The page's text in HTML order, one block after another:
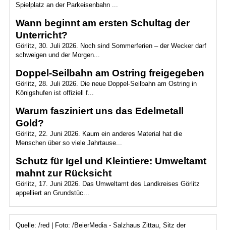
Spielplatz an der Parkeisenbahn ...
Wann beginnt am ersten Schultag der
Unterricht?
Görlitz, 30. Juli 2026. Noch sind Sommerferien – der Wecker darf
schweigen und der Morgen...
Doppel-Seilbahn am Ostring freigegeben
Görlitz, 28. Juli 2026. Die neue Doppel-Seilbahn am Ostring in
Königshufen ist offiziell f...
Warum fasziniert uns das Edelmetall
Gold?
Görlitz, 22. Juni 2026. Kaum ein anderes Material hat die
Menschen über so viele Jahrtause...
Schutz für Igel und Kleintiere: Umweltamt
mahnt zur Rücksicht
Görlitz, 17. Juni 2026. Das Umweltamt des Landkreises Görlitz
appelliert an Grundstüc...
Quelle: /red | Foto: /BeierMedia - Salzhaus Zittau, Sitz der